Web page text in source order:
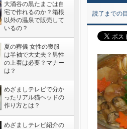
読了までの
大涌谷の黒たまごは自
宅で作れるのか？箱根
以外の温泉で販売して
いるの？
夏の葬儀 女性の喪服
は半袖で大丈夫？男性
の上着は必要？マナー
は？
めざましテレビで分か
ったリアル猫ヘッドの
作り方とは？
めざましテレビ紹介の